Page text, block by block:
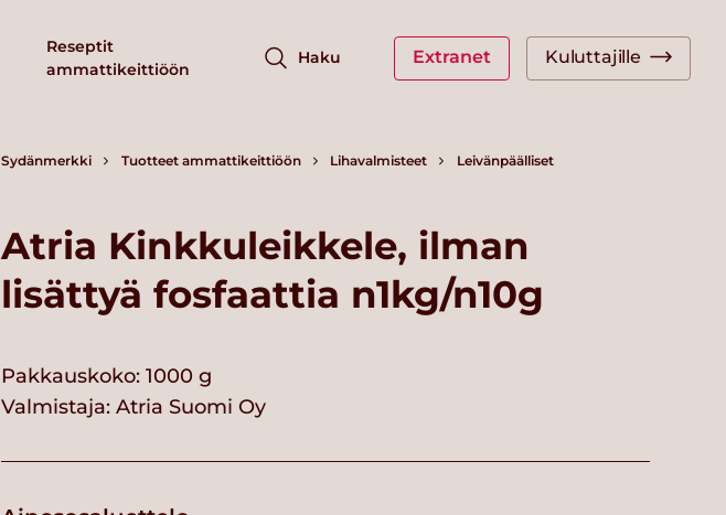
Reseptit
ammattikeittiöön
Haku Extranet Kuluttajille
Sydänmerkki Tuotteet ammattikeittiöön Lihavalmisteet Leivänpäälliset
Atria Kinkkuleikkele, ilman
lisättyä fosfaattia n1kg/n10g
Pakkauskoko: 1000 g
Valmistaja: Atria Suomi Oy